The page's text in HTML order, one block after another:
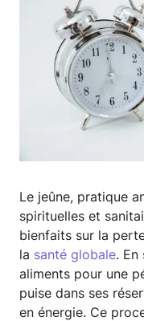
Le jeûne, pratique
spirituelles et
bienfaits sur la
la santé globale. En
aliments pour une
puise dans ses
en énergie. Ce